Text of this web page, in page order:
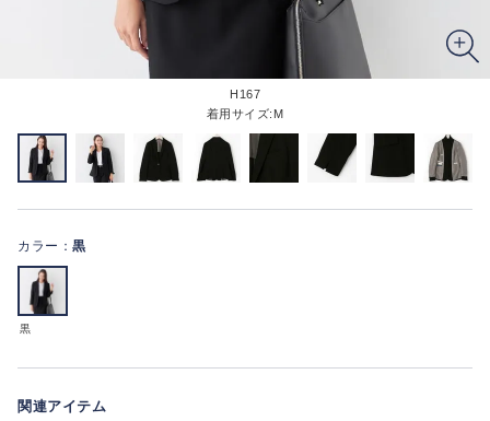
H167
着用サイズ:M
カラー： 黒
黒
関連アイテム